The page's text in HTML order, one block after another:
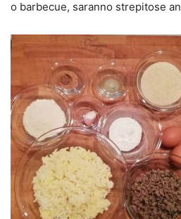
o barbecue, saranno strepitose